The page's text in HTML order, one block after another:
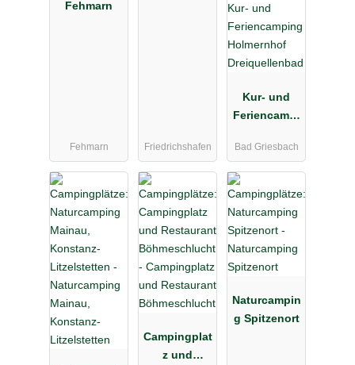
Fehmarn
Fehmarn Friedrichshafen
Kur- und
Feriencampi
Holmernhof
Dreiquellenb
ad
Bad Griesbach
Campingplat
z und
Naturcampin
g Spitzenort